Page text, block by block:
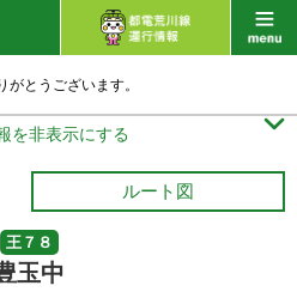
とうございます。
を非表示にする 
ルート図
王７８
玉中